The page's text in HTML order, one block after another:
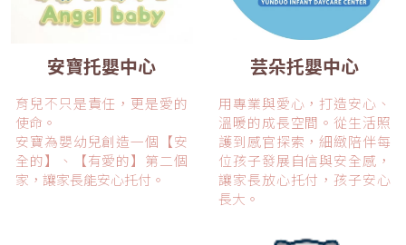
安寶托嬰中心
育兒不只是責任，更是愛的
使命。
安寶為嬰幼兒創造一個【安
全的】、【有愛的】第二個
家，讓家長能安心托付。
芸朵托嬰中心
用專業與愛心，打造安心、
溫暖的成長空間。從生活照
護到感官探索，細緻陪伴每
位孩子發展自信與安全感，
讓家長放心托付，孩子安心
長大。